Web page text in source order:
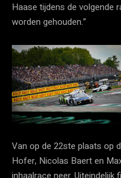
Haase tijdens de volgende
worden gehouden.”
Van op de 22ste plaats op
Hofer, Nicolas Baert en